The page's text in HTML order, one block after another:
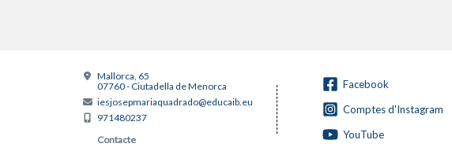
Mallorca, 65
07760 - Ciutadella de Menorca
iesjosepmariaquadrado@educaib.eu
971480237
Contacte
Facebook
Comptes d'Instagram
YouTube